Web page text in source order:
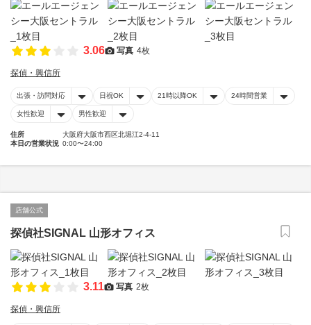
3.06 写真 4枚
探偵・興信所
出張・訪問対応 日祝OK 21時以降OK 24時間営業
女性歓迎 男性歓迎
住所
大阪府大阪市西区北堀江2-4-11
本日の営業状況 0:00〜24:00
店舗公式
探偵社SIGNAL 山形オフィス
3.11 写真 2枚
探偵・興信所